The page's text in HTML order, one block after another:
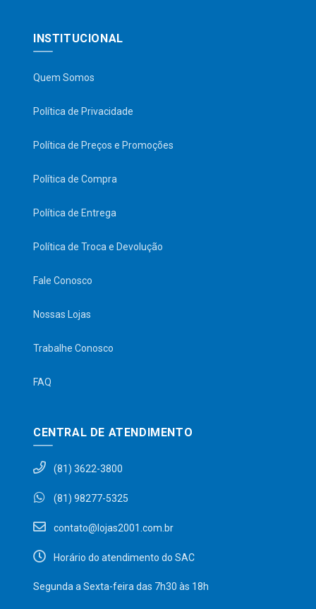
INSTITUCIONAL
Quem Somos
Política de Privacidade
Política de Preços e Promoções
Política de Compra
Política de Entrega
Política de Troca e Devolução
Fale Conosco
Nossas Lojas
Trabalhe Conosco
FAQ
CENTRAL DE ATENDIMENTO
(81) 3622-3800
(81) 98277-5325
contato@lojas2001.com.br
Horário do atendimento do SAC
Segunda a Sexta-feira das 7h30 às 18h